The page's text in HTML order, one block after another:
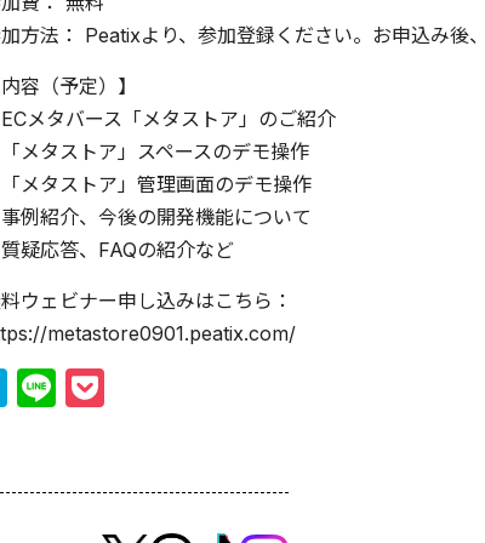
方法： Peatixより、参加登録ください。お申込み後
内容（予定）】
ECメタバース「メタストア」のご紹介
「メタストア」スペースのデモ操作
「メタストア」管理画面のデモ操作
事例紹介、今後の開発機能について
質疑応答、FAQの紹介など
ウェビナー申し込みはこちら：
metastore0901.peatix.com/
Hatena
Line